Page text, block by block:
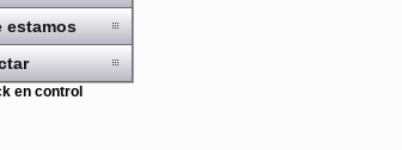
estamos
en control